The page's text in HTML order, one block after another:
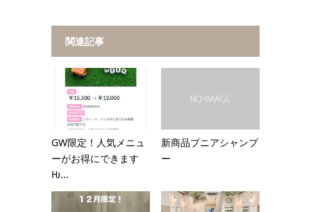
関連記事
GW限定！人気メニュ
ーがお得にできます
Ƕ...
新商品プニアシャンプ
ー